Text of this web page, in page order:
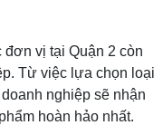
đơn vị tại Quận 2 còn
Từ việc lựa chọn loại
nghiệp sẽ nhận
hoàn hảo nhất.